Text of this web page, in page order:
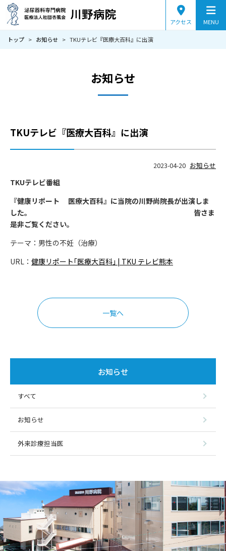
アクセス MENU
当院のご案内
交通アクセス
採用情報
お知らせ
トップ > お知らせ > TKUテレビ『医療大百科』に出演
お知らせ
TKUテレビ『医療大百科』に出演
2023-04-20 お知らせ
TKUテレビ番組
『健康リポート 医療大百科』に当院の川野尚院長が出演しま
した。 皆さま
是非ご覧ください。
テーマ：男性の不妊（治療）
URL： 健康リポート｢医療大百科｣ | TKU テレビ熊本
一覧へ
お知らせ
すべて
お知らせ
外来診療担当医